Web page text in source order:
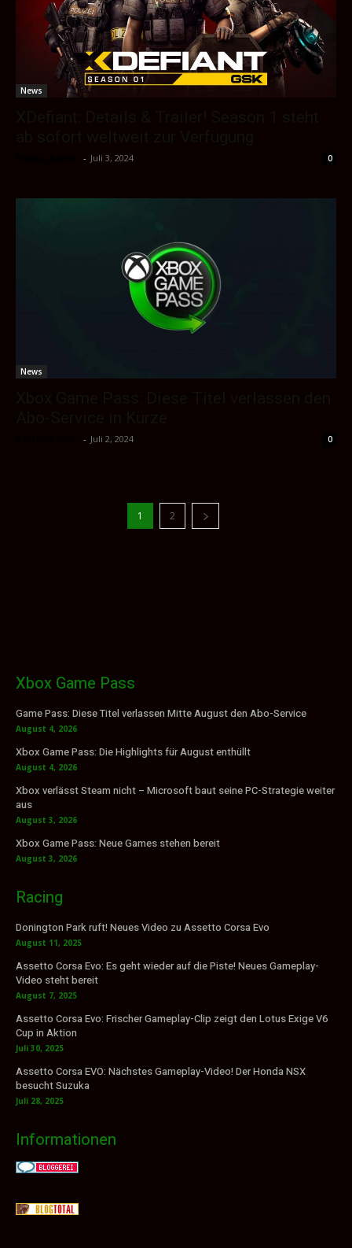
News
- Juli 3, 2024 0
News
- Juli 2, 2024 0
1 2
Xbox Game Pass
Game Pass: Diese Titel verlassen Mitte August den Abo-Service
August 4, 2026
Xbox Game Pass: Die Highlights für August enthüllt
August 4, 2026
Xbox verlässt Steam nicht – Microsoft baut seine PC-Strategie weiter
aus
August 3, 2026
Xbox Game Pass: Neue Games stehen bereit
August 3, 2026
Racing
Donington Park ruft! Neues Video zu Assetto Corsa Evo
August 11, 2025
Assetto Corsa Evo: Es geht wieder auf die Piste! Neues Gameplay-
Video steht bereit
August 7, 2025
Assetto Corsa Evo: Frischer Gameplay-Clip zeigt den Lotus Exige V6
Cup in Aktion
Juli 30, 2025
Assetto Corsa EVO: Nächstes Gameplay-Video! Der Honda NSX
besucht Suzuka
Juli 28, 2025
Informationen